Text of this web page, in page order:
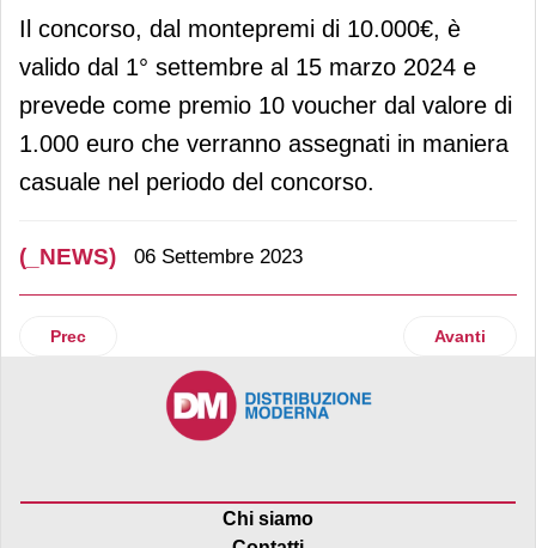
Il concorso, dal montepremi di 10.000€, è
valido dal 1° settembre al 15 marzo 2024 e
prevede come premio 10 voucher dal valore di
1.000 euro che verranno assegnati in maniera
casuale nel periodo del concorso.
(_NEWS) 06 Settembre 2023
Articolo precedente: Novità in casa Whirlpool
Prec Articolo
Avanti
Chi siamo